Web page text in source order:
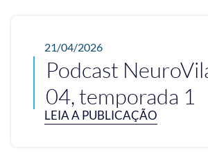
21/04/2026
Podcast
04, temporada 1
LEIA A PUBLICAÇÃO